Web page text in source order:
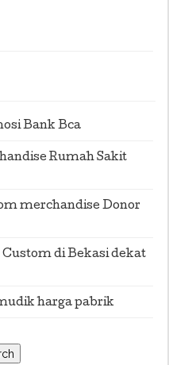
Bank Bca
Rumah Sakit
merchandise Donor
di Bekasi dekat
harga pabrik